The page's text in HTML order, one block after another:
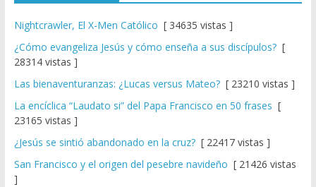
Nightcrawler, El X-Men Católico [ 34635 vistas ]
¿Cómo evangeliza Jesús y cómo enseña a sus discípulos?[
28314 vistas ]
Las bienaventuranzas: ¿Lucas versus Mateo?[ 23210 vistas ]
La encíclica “Laudato si” del Papa Francisco en 50 frases [
23165 vistas ]
¿Jesús se sintió abandonado en la cruz?[ 22417 vistas ]
San Francisco y el origen del pesebre navideño [ 21426 vistas
]